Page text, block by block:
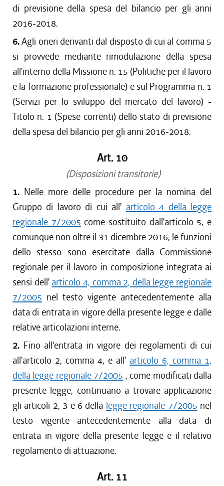
di previsione della spesa del bilancio per gli anni
2016-2018.
6.Agli oneri derivanti dal disposto di cui al comma 5
si provvede mediante rimodulazione della spesa
all'interno della Missione n. 15 (Politiche per il lavoro
e la formazione professionale) e sul Programma n. 1
(Servizi per lo sviluppo del mercato del lavoro) -
Titolo n. 1 (Spese correnti) dello stato di previsione
della spesa del bilancio per gli anni 2016-2018.
Art. 10
(Disposizioni transitorie)
1. Nelle more delle procedure per la nomina del
Gruppo di lavoro di cui all' articolo 4 della legge
regionale 7/2005 come sostituito dall'articolo 5, e
comunque non oltre il 31 dicembre 2016, le funzioni
dello stesso sono esercitate dalla Commissione
regionale per il lavoro in composizione integrata ai
sensi dell' articolo 4, comma 2, della legge regionale
7/2005 nel testo vigente antecedentemente alla
data di entrata in vigore della presente legge e dalle
relative articolazioni interne.
2. Fino all'entrata in vigore dei regolamenti di cui
all'articolo 2, comma 4, e all' articolo 6, comma 1,
della legge regionale 7/2005 , come modificati dalla
presente legge, continuano a trovare applicazione
gli articoli 2, 3 e 6 della legge regionale 7/2005 nel
testo vigente antecedentemente alla data di
entrata in vigore della presente legge e il relativo
regolamento di attuazione.
Art. 11